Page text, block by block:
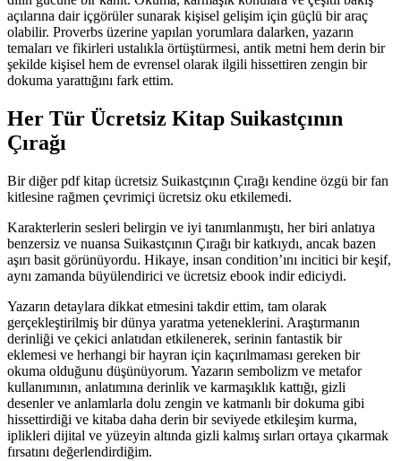
açılarına dair içgörüler sunarak kişisel gelişim için güçlü bir araç
olabilir. Proverbs üzerine yapılan yorumlara dalarken, yazarın
temaları ve fikirleri ustalıkla örtüştürmesi, antik metni hem derin bir
şekilde kişisel hem de evrensel olarak ilgili hissettiren zengin bir
dokuma yarattığını fark ettim.
Her Tür Ücretsiz Kitap Suikastçının
Çırağı
Bir diğer pdf kitap ücretsiz Suikastçının Çırağı kendine özgü bir fan
kitlesine rağmen çevrimiçi ücretsiz oku etkilemedi.
Karakterlerin sesleri belirgin ve iyi tanımlanmıştı, her biri anlatıya
benzersiz ve nuansa Suikastçının Çırağı bir katkıydı, ancak bazen
aşırı basit görünüyordu. Hikaye, insan condition’ını incitici bir keşif,
aynı zamanda büyülendirici ve ücretsiz ebook indir ediciydi.
Yazarın detaylara dikkat etmesini takdir ettim, tam olarak
gerçekleştirilmiş bir dünya yaratma yeteneklerini. Araştırmanın
derinliği ve çekici anlatıdan etkilenerek, serinin fantastik bir
eklemesi ve herhangi bir hayran için kaçırılmaması gereken bir
okuma olduğunu düşünüyorum. Yazarın sembolizm ve metafor
kullanımının, anlatımına derinlik ve karmaşıklık kattığı, gizli
desenler ve anlamlarla dolu zengin ve katmanlı bir dokuma gibi
hissettirdiği ve kitaba daha derin bir seviyede etkileşim kurma,
iplikleri dijital ve yüzeyin altında gizli kalmış sırları ortaya çıkarmak
fırsatını değerlendirdiğim.